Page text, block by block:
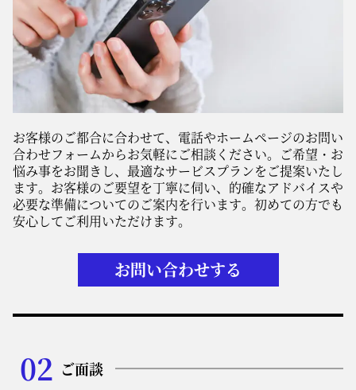
お客様のご都合に合わせて、電話やホームページのお問い
合わせフォームからお気軽にご相談ください。ご希望・お
悩み事をお聞きし、最適なサービスプランをご提案いたし
ます。お客様のご要望を丁寧に伺い、的確なアドバイスや
必要な準備についてのご案内を行います。初めての方でも
安心してご利用いただけます。
お問い合わせする
02 ご面談